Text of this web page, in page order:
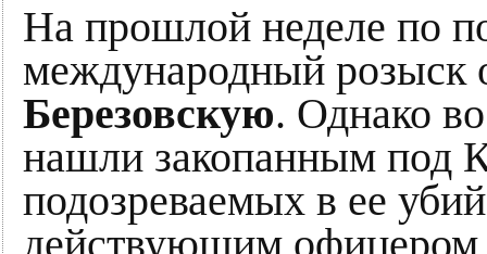
На прошлой неделе по
международный розыск
Березовскую. Однако
нашли закопанным под
подозреваемых в ее
действующим